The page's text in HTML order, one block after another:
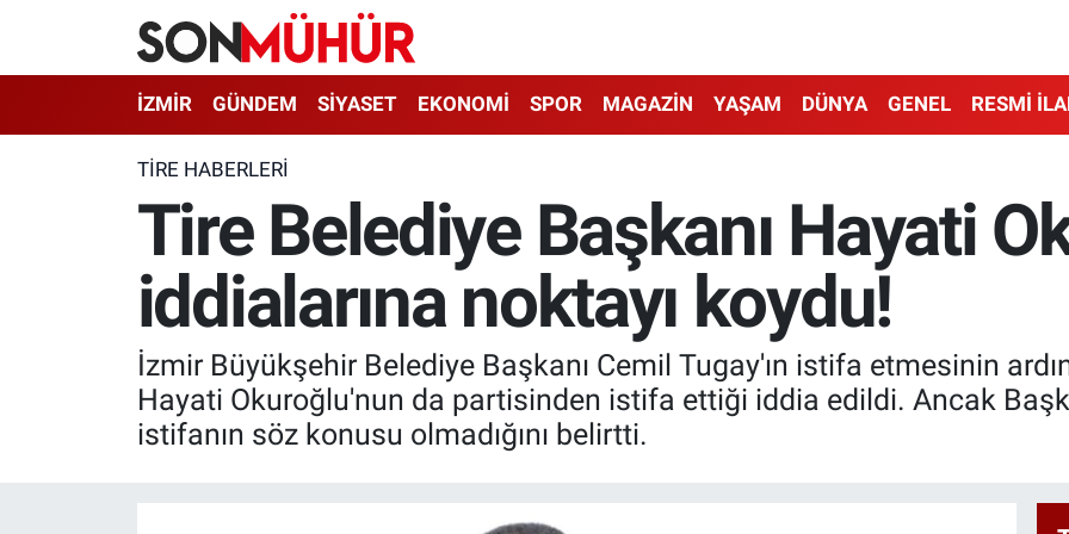
İZMİR GÜNDEM SİYASET EKONOMİ SPOR MAGAZİN YAŞAM DÜNYA GENEL RESMİ
TIRE HABERLERI
Tire Belediye Başkanı Hayati
iddialarına noktayı koydu!
İzmir Büyükşehir Belediye Başkanı Cemil Tugay'ın istifa etmesinin
Hayati Okuroğlu'nun da partisinden istifa ettiği iddia edildi. Ancak
istifanın söz konusu olmadığını belirtti.
İzmir Nöbetçi Eczaneler
İzmir Hava Durumu
İzmir Namaz Vakitleri
İzmir Trafik Yoğunluk Haritası
Süper Lig Puan Durumu ve Fikstür
Tüm Manşetler